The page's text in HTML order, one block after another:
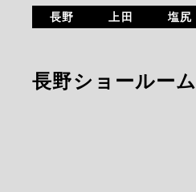
長野 上田 塩尻
長野ショールーム